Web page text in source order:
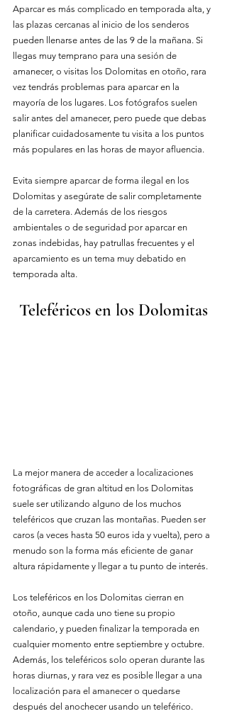
Aparcar es más complicado en temporada alta, y
las plazas cercanas al inicio de los senderos
pueden llenarse antes de las 9 de la mañana. Si
llegas muy temprano para una sesión de
amanecer, o visitas los Dolomitas en otoño, rara
vez tendrás problemas para aparcar en la
mayoría de los lugares. Los fotógrafos suelen
salir antes del amanecer, pero puede que debas
planificar cuidadosamente tu visita a los puntos
más populares en las horas de mayor afluencia.
Evita siempre aparcar de forma ilegal en los
Dolomitas y asegúrate de salir completamente
de la carretera. Además de los riesgos
ambientales o de seguridad por aparcar en
zonas indebidas, hay patrullas frecuentes y el
aparcamiento es un tema muy debatido en
temporada alta.
Teleféricos en los Dolomitas
La mejor manera de acceder a localizaciones
fotográficas de gran altitud en los Dolomitas
suele ser utilizando alguno de los muchos
teleféricos que cruzan las montañas. Pueden ser
caros (a veces hasta 50 euros ida y vuelta), pero a
menudo son la forma más eficiente de ganar
altura rápidamente y llegar a tu punto de interés.
Los teleféricos en los Dolomitas cierran en
otoño, aunque cada uno tiene su propio
calendario, y pueden finalizar la temporada en
cualquier momento entre septiembre y octubre.
Además, los teleféricos solo operan durante las
horas diurnas, y rara vez es posible llegar a una
localización para el amanecer o quedarse
después del anochecer usando un teleférico.